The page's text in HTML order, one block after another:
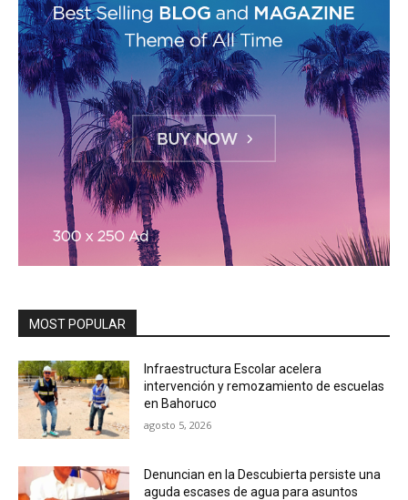
MOST POPULAR
Infraestructura Escolar acelera
intervención y remozamiento de escuelas
en Bahoruco
agosto 5, 2026
Denuncian en la Descubierta persiste una
aguda escases de agua para asuntos